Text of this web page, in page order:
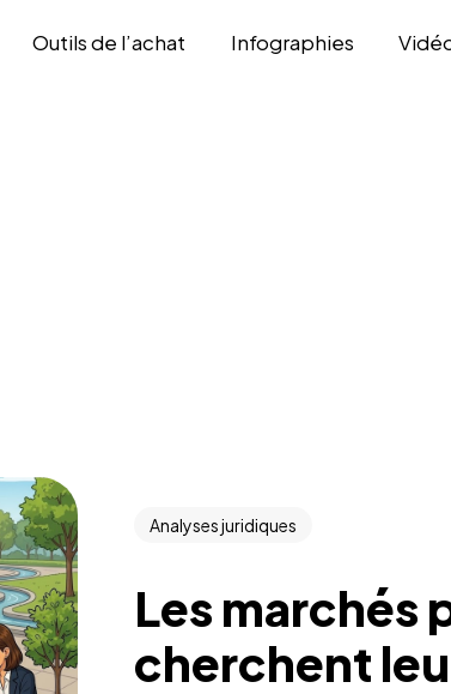
Outils de l’achat Infographies
Analyses juridiques
Les marchés
cherchent